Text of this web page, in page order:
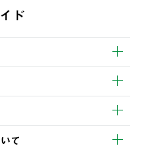
ド
だけます。
商品を発送いたします。
曜日以降のご注文は週明け
て